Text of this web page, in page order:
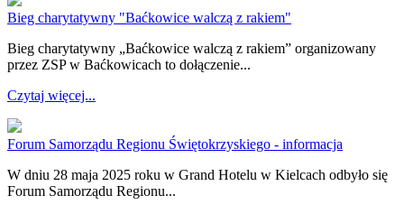
Bieg charytatywny "Baćkowice walczą z rakiem"
Bieg charytatywny „Baćkowice walczą z rakiem” organizowany
przez ZSP w Baćkowicach to dołączenie...
Czytaj więcej...
Forum Samorządu Regionu Świętokrzyskiego - informacja
W dniu 28 maja 2025 roku w Grand Hotelu w Kielcach odbyło się
Forum Samorządu Regionu...